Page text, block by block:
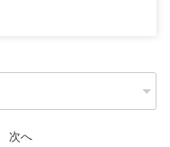
次へ